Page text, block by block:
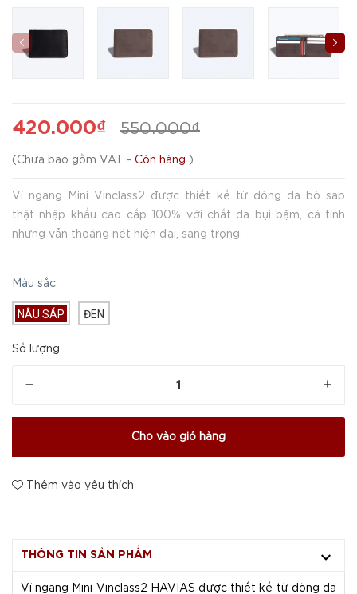
420.000₫ 550.000₫
( Chưa bao gồm VAT - Còn hàng )
Ví ngang Mini Vinclass2 được thiết kế từ dòng da bò sáp
thật nhập khẩu cao cấp 100% với chất da bụi bặm, cá tính
nhưng vẫn thoáng nét hiện đại, sang trọng.
Màu sắc
NÂU SÁP ĐEN
Số lượng
Cho vào giỏ hàng
Thêm vào yêu thích
THÔNG TIN SẢN PHẨM
Ví ngang Mini Vinclass2 HAVIAS được thiết kế từ dòng da